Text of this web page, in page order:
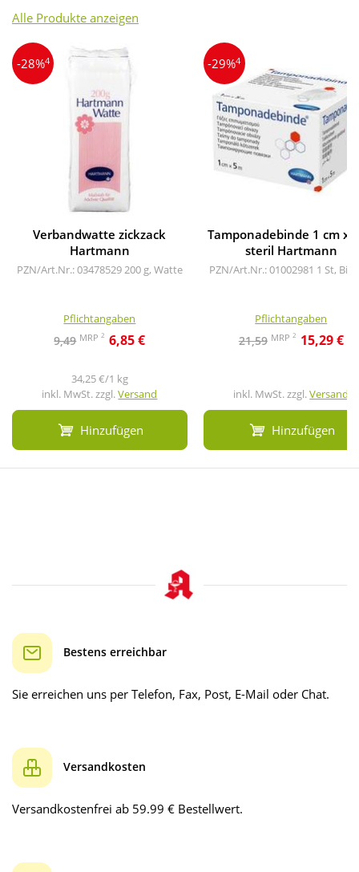
Alle Produkte anzeigen
-28%4
Verbandwatte zickzack
Hartmann
PZN/Art.Nr.: 03478529200 g, Watte
Pflichtangaben
9,49 MRP2 6,85 €
34,25 €/1 kg
inkl. MwSt. zzgl.Versand
Hinzufügen
-29%4
Tamponadebinde 1 cm x
steril Hartmann
PZN/Art.Nr.: 01002981 1 St,
Pflichtangaben
21,59 MRP 2 15,29 €
inkl. MwSt. zzgl.Versand
Hinzufügen
Bestens erreichbar
Sie erreichen uns per Telefon, Fax, Post, E-Mail oder Chat.
Versandkosten
Versandkostenfrei ab 59.99 € Bestellwert.